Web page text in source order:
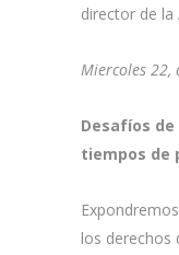
director de la
Miercoles 22,
Desafíos de
tiempos de
los derechos